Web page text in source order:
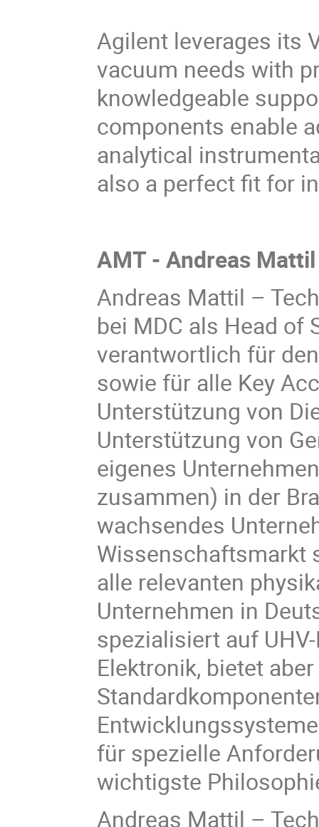
Agilent leverages its
vacuum needs with
knowledgeable
components enable
analytical
also a perfect fit for
AMT - Andreas
Andreas Mattil –
bei MDC als Head of
verantwortlich für
sowie für alle Key
Unterstützung von
Unterstützung von
eigenes
zusammen) in der
wachsendes
Wissenschaftsmarkt
alle relevanten
Unternehmen in
spezialisiert auf
Elektronik, bietet
für spezielle
wichtigste
Andreas Mattil –